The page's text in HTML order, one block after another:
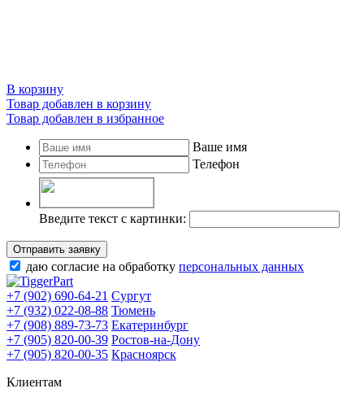
В корзину
Товар добавлен в корзину
Товар добавлен в избранное
Ваше имя
Телефон
Введите текст с картинки:
Отправить заявку
даю согласие на обработку персональных данных
+7 (902) 690-64-21 Сургут
+7 (932) 022-08-88 Тюмень
+7 (908) 889-73-73 Екатеринбург
+7 (905) 820-00-39 Ростов-на-Дону
+7 (905) 820-00-35 Красноярск
Клиентам